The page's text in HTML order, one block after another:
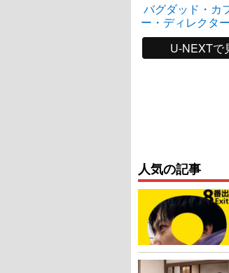
バグダッド・カ
ー・ディレクタ
ト版>
U-NEXTで
人気の記事